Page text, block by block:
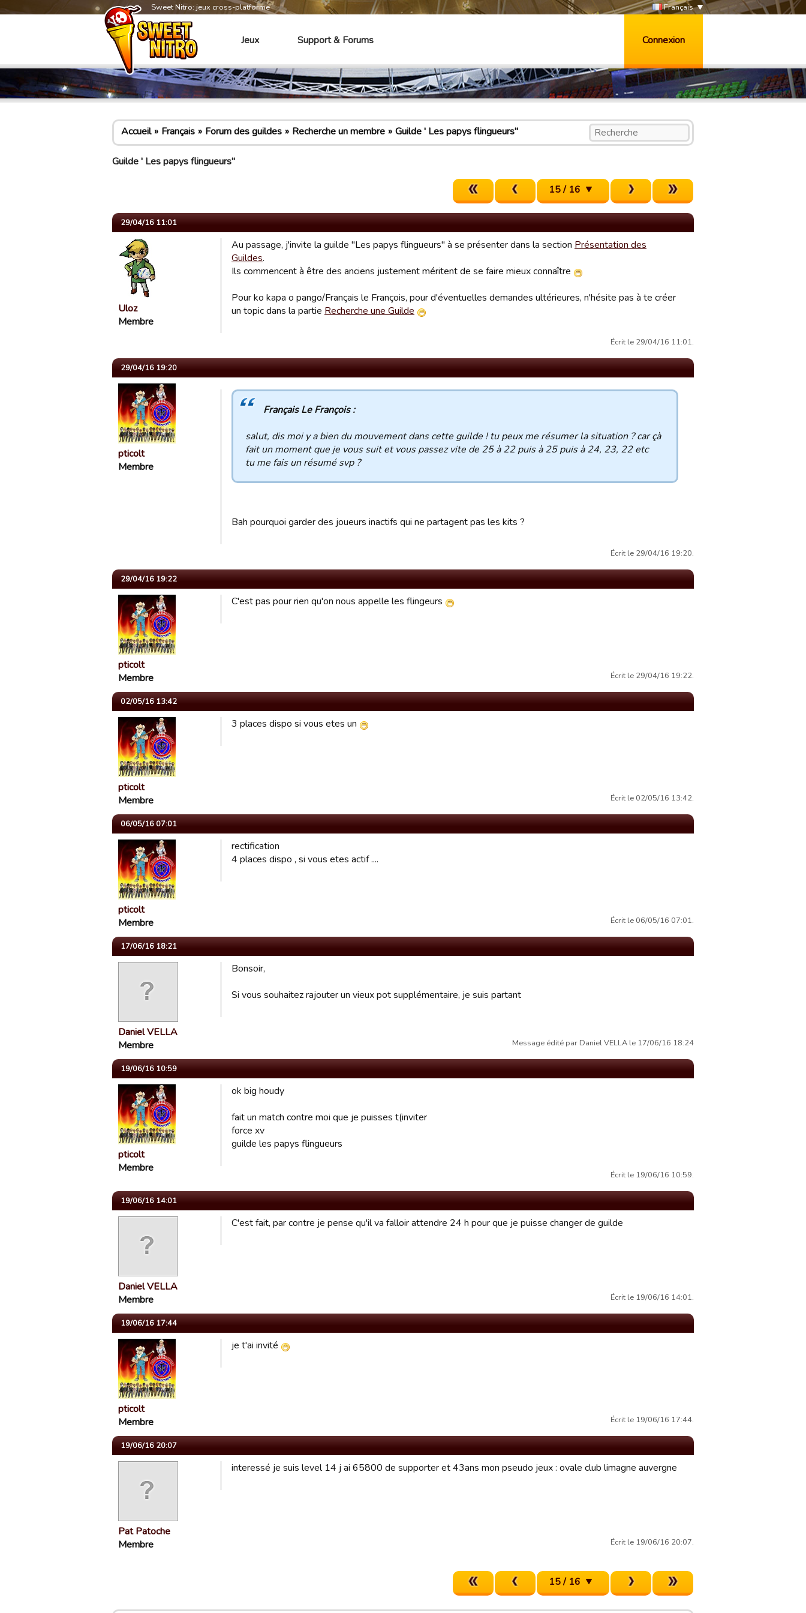
Sweet Nitro: jeux cross-platforme Français
Jeux Support & Forums Connexion
Accueil Français Forum des guildes Recherche un membre Guilde ' Les papys flingueurs"
Guilde ' Les papys flingueurs"
15 / 16
29/04/16 11:01
Uloz
Membre
Au passage, j'invite la guilde "Les papys flingueurs" à se présenter dans la section Présentation des
Guildes.
Ils commencent à être des anciens justement méritent de se faire mieux connaître
Pour ko kapa o pango/Français le François, pour d'éventuelles demandes ultérieures, n'hésite pas à te créer
un topic dans la partie Recherche une Guilde
Écrit le 29/04/16 11:01.
29/04/16 19:20
pticolt
Membre
Français Le François :
salut, dis moi y a bien du mouvement dans cette guilde ! tu peux me résumer la situation ? car çà
fait un moment que je vous suit et vous passez vite de 25 à 22 puis à 25 puis à 24, 23, 22 etc
tu me fais un résumé svp ?
Bah pourquoi garder des joueurs inactifs qui ne partagent pas les kits ?
Écrit le 29/04/16 19:20.
29/04/16 19:22
pticolt
Membre
C'est pas pour rien qu'on nous appelle les flingeurs
Écrit le 29/04/16 19:22.
02/05/16 13:42
pticolt
Membre
3 places dispo si vous etes un
Écrit le 02/05/16 13:42.
06/05/16 07:01
pticolt
Membre
rectification
4 places dispo , si vous etes actif ....
Écrit le 06/05/16 07:01.
17/06/16 18:21
Daniel VELLA
Membre
Bonsoir,
Si vous souhaitez rajouter un vieux pot supplémentaire, je suis partant
Message édité par Daniel VELLA le 17/06/16 18:24
19/06/16 10:59
pticolt
Membre
ok big houdy
fait un match contre moi que je puisses t(inviter
force xv
guilde les papys flingueurs
Écrit le 19/06/16 10:59.
19/06/16 14:01
Daniel VELLA
Membre
C'est fait, par contre je pense qu'il va falloir attendre 24 h pour que je puisse changer de guilde
Écrit le 19/06/16 14:01.
19/06/16 17:44
pticolt
Membre
je t'ai invité
Écrit le 19/06/16 17:44.
19/06/16 20:07
Pat Patoche
Membre
interessé je suis level 14 j ai 65800 de supporter et 43ans mon pseudo jeux : ovale club limagne auvergne
Écrit le 19/06/16 20:07.
15 / 16